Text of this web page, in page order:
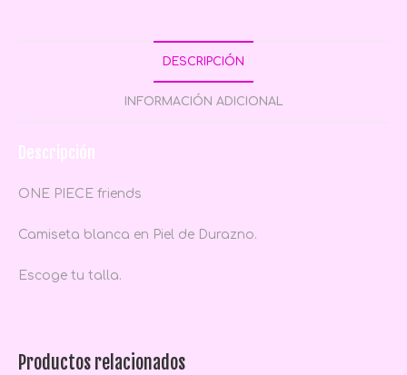
DESCRIPCIÓN
INFORMACIÓN ADICIONAL
Descripción
ONE PIECE friends
Camiseta blanca en Piel de Durazno.
Escoge tu talla.
Productos relacionados